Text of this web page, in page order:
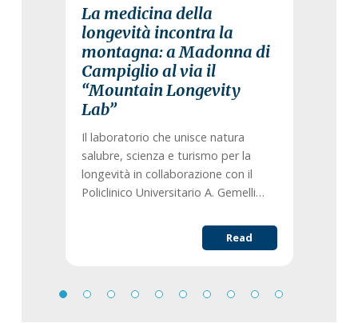
La medicina della
longevità incontra la
montagna: a Madonna di
Campiglio al via il
“Mountain Longevity
Lab”
Il laboratorio che unisce natura
salubre, scienza e turismo per la
longevità in collaborazione con il
Policlinico Universitario A. Gemelli…
Read